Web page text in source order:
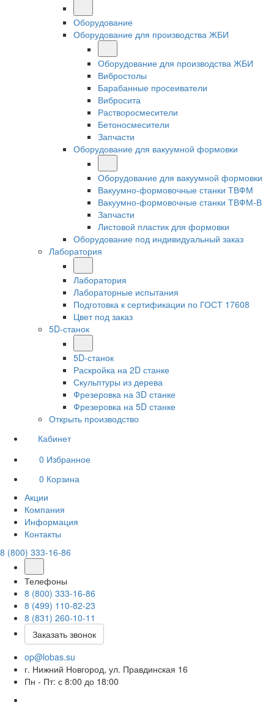
Оборудование
Оборудование для производства ЖБИ
Оборудование для производства ЖБИ
Вибростолы
Барабанные просеиватели
Вибросита
Растворосмесители
Бетоносмесители
Запчасти
Оборудование для вакуумной формовки
Оборудование для вакуумной формовки
Вакуумно-формовочные станки ТВФМ
Вакуумно-формовочные станки ТВФМ-В
Запчасти
Листовой пластик для формовки
Оборудование под индивидуальный заказ
Лаборатория
Лаборатория
Лабораторные испытания
Подготовка к сертификации по ГОСТ 17608
Цвет под заказ
5D-станок
5D-станок
Раскройка на 2D станке
Скульптуры из дерева
Фрезеровка на 3D станке
Фрезеровка на 5D станке
Открыть производство
Кабинет
0 Избранное
0 Корзина
Акции
Компания
Информация
Контакты
8 (800) 333-16-86
Телефоны
8 (800) 333-16-86
8 (499) 110-82-23
8 (831) 260-10-11
Заказать звонок
op@lobas.su
г. Нижний Новгород, ул. Правдинская 16
Пн - Пт: с 8:00 до 18:00